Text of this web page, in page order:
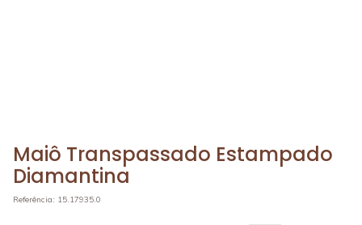
Maiô Transpassado Estampado
Diamantina
Referência: 15.17935.0